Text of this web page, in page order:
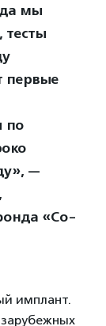
мы
тесты
первые
по
—
,
«Со-
имплант.